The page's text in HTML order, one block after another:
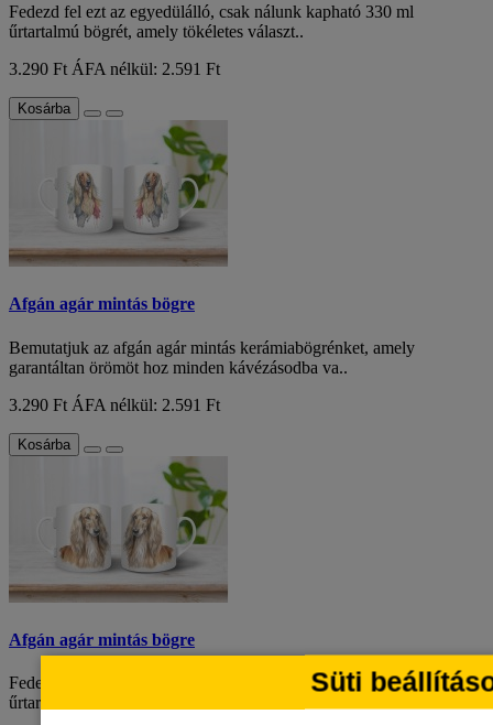
Fedezd fel ezt az egyedülálló, csak nálunk kapható 330 ml
űrtartalmú bögrét, amely tökéletes választ..
3.290 Ft ÁFA nélkül: 2.591 Ft
Kosárba
Afgán agár mintás bögre
Bemutatjuk az afgán agár mintás kerámiabögrénket, amely
garantáltan örömöt hoz minden kávézásodba va..
3.290 Ft ÁFA nélkül: 2.591 Ft
Kosárba
Afgán agár mintás bögre
Fedezd fel ezt az egyedülálló, csak nálunk kapható 330 ml
űrtartalmú bögrét, amely tökéletes választ..
Süti